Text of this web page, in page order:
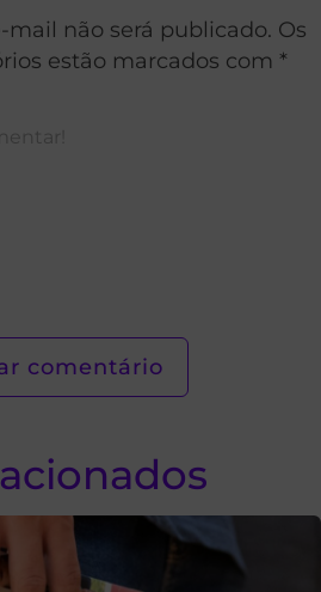
mail não será publicado. Os
estão marcados com *